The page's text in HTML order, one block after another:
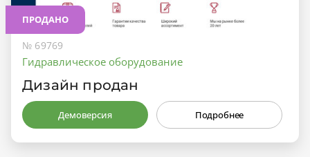
ПРОДАНО
№ 69769
Гидравлическое оборудование
Дизайн продан
Демоверсия Подробнее